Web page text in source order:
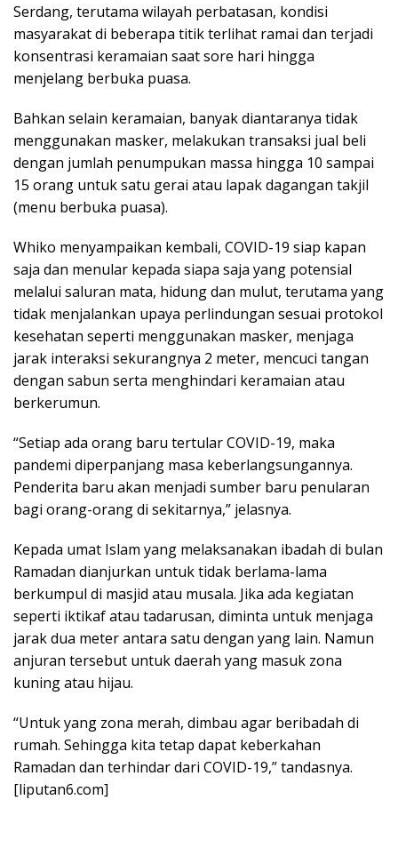
Serdang, terutama wilayah perbatasan, kondisi
masyarakat di beberapa titik terlihat ramai dan terjadi
konsentrasi keramaian saat sore hari hingga
menjelang berbuka puasa.
Bahkan selain keramaian, banyak diantaranya tidak
menggunakan masker, melakukan transaksi jual beli
dengan jumlah penumpukan massa hingga 10 sampai
15 orang untuk satu gerai atau lapak dagangan takjil
(menu berbuka puasa).
Whiko menyampaikan kembali, COVID-19 siap kapan
saja dan menular kepada siapa saja yang potensial
melalui saluran mata, hidung dan mulut, terutama yang
tidak menjalankan upaya perlindungan sesuai protokol
kesehatan seperti menggunakan masker, menjaga
jarak interaksi sekurangnya 2 meter, mencuci tangan
dengan sabun serta menghindari keramaian atau
berkerumun.
“Setiap ada orang baru tertular COVID-19, maka
pandemi diperpanjang masa keberlangsungannya.
Penderita baru akan menjadi sumber baru penularan
bagi orang-orang di sekitarnya,” jelasnya.
Kepada umat Islam yang melaksanakan ibadah di bulan
Ramadan dianjurkan untuk tidak berlama-lama
berkumpul di masjid atau musala. Jika ada kegiatan
seperti iktikaf atau tadarusan, diminta untuk menjaga
jarak dua meter antara satu dengan yang lain. Namun
anjuran tersebut untuk daerah yang masuk zona
kuning atau hijau.
“Untuk yang zona merah, dimbau agar beribadah di
rumah. Sehingga kita tetap dapat keberkahan
Ramadan dan terhindar dari COVID-19,” tandasnya.
[liputan6.com]